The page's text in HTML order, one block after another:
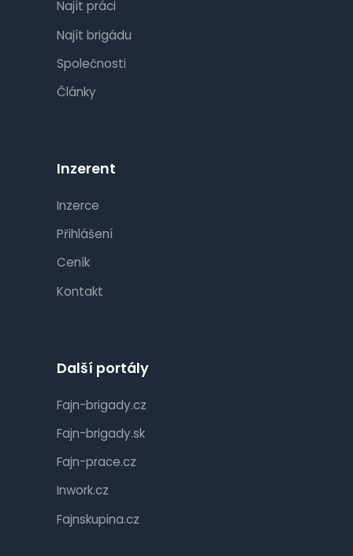
Najít práci
Najít brigádu
Společnosti
Články
Inzerent
Inzerce
Přihlášení
Ceník
Kontakt
Další portály
Fajn-brigady.cz
Fajn-brigady.sk
Fajn-prace.cz
Inwork.cz
Fajnskupina.cz